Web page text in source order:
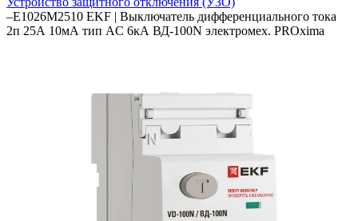
–E1026M2510 EKF | Выключатель дифференциального тока
2п 25А 10мА тип AC 6кА ВД-100N электромех. PROxima